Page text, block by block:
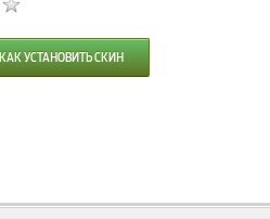
КАК УСТАНОВИТЬ СКИН